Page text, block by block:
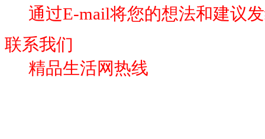
通过E-mail将您的想法和建议
联系我们
精品生活网热线